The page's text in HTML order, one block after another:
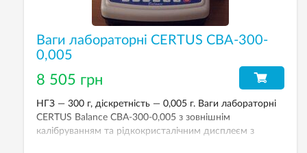
Ваги лабораторні CERTUS СВА-300-
0,005
8 505 грн
НГЗ — 300 г, діскретність — 0,005 г. Ваги лабораторні
CERTUS Balance СВА-300-0,005 з зовнішнім
калібруванням та рідкокристалічним дисплеєм з